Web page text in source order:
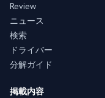
Review
ニュース
検索
ドライバー
分解ガイド
掲載内容